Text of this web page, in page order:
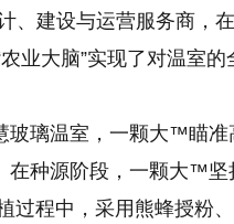
、建设与运营服务商，
业大脑”实现了对温室的
玻璃温室，一颗大™瞄
在种源阶段，一颗大™
过程中，采用熊蜂授粉